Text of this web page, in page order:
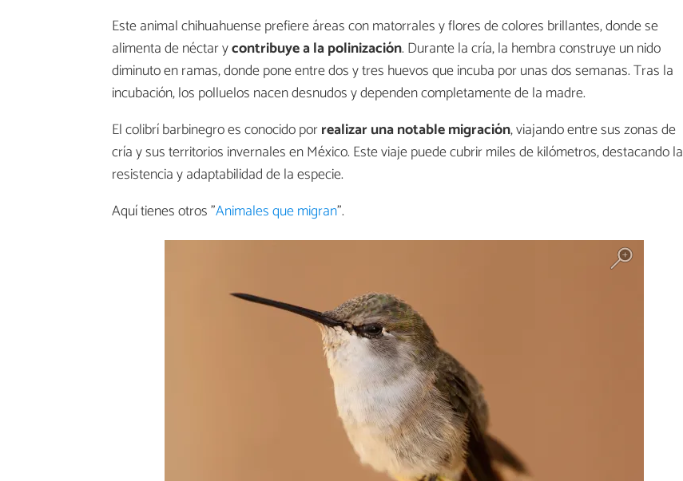
Este animal chihuahuense prefiere áreas con matorrales y flores de colores brillantes, donde se
alimenta de néctar ycontribuye a la polinización. Durante la cría, la hembra construye un nido
diminuto en ramas, donde pone entre dos y tres huevos que incuba por unas dos semanas. Tras la
incubación, los polluelos nacen desnudos y dependen completamente de la madre.
El colibrí barbinegro es conocido porrealizar una notable migración, viajando entre sus zonas de
cría y sus territorios invernales en México. Este viaje puede cubrir miles de kilómetros, destacando la
resistencia y adaptabilidad de la especie.
Aquí tienes otros "Animales que migran".